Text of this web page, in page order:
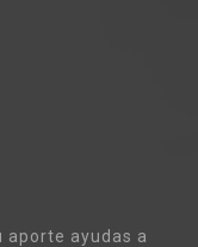
aporte ayudas a